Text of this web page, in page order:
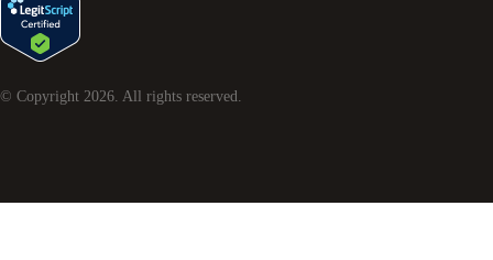
© Copyright 2026. All rights reserved.